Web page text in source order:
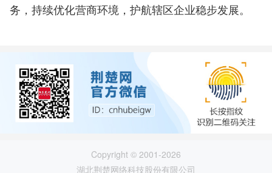
务，持续优化营商环境，护航辖区企业稳步发展。
Copyright © 2001-2026
湖北荆楚网络科技股份有限公司